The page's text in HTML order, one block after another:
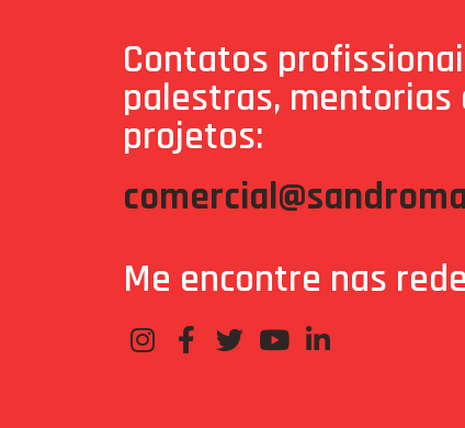
Contatos
palestras, mentorias
projetos:
Me encontre nas